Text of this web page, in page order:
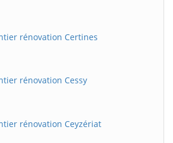
rénovation Certines
rénovation Cessy
rénovation Ceyzériat